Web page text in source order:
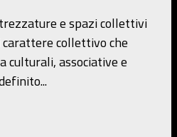
e spazi collettivi
collettivo che
culturali, associative e